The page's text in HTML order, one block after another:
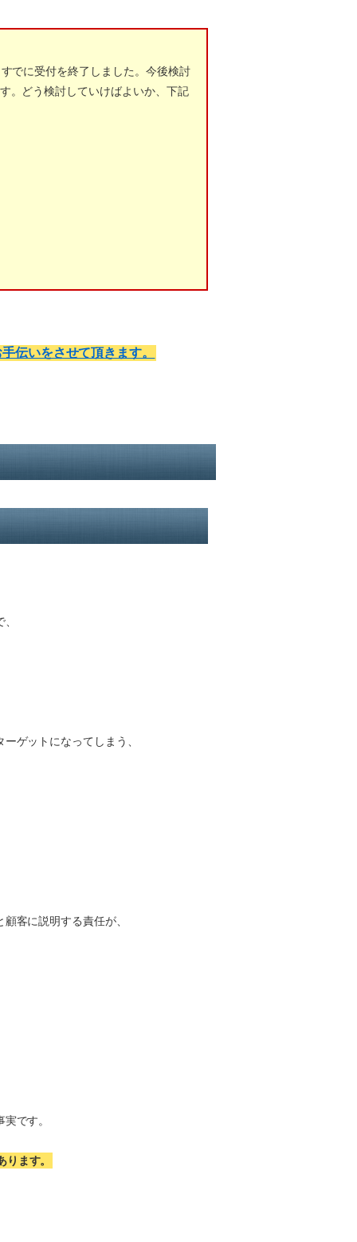
でに受付を終了しました。今後検討
。どう検討していけばよいか、下記
伝いをさせて頂きます。
ゲットになってしまう、
客に説明する責任が、
です。
ます。